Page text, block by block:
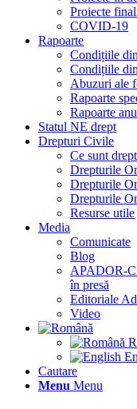
Proiecte
COVID-19
Rapoarte
Condițiile
Condițiile
Abuzuri ale
Rapoarte
Rapoarte
Statul NE drept
Drepturi Civile
Ce sunt
Drepturile
Drepturile
Drepturile
Resurse utile
Media
Comunicate
Blog
APADOR-
în presă
Editoriale
Video
Cautare
Menu Menu